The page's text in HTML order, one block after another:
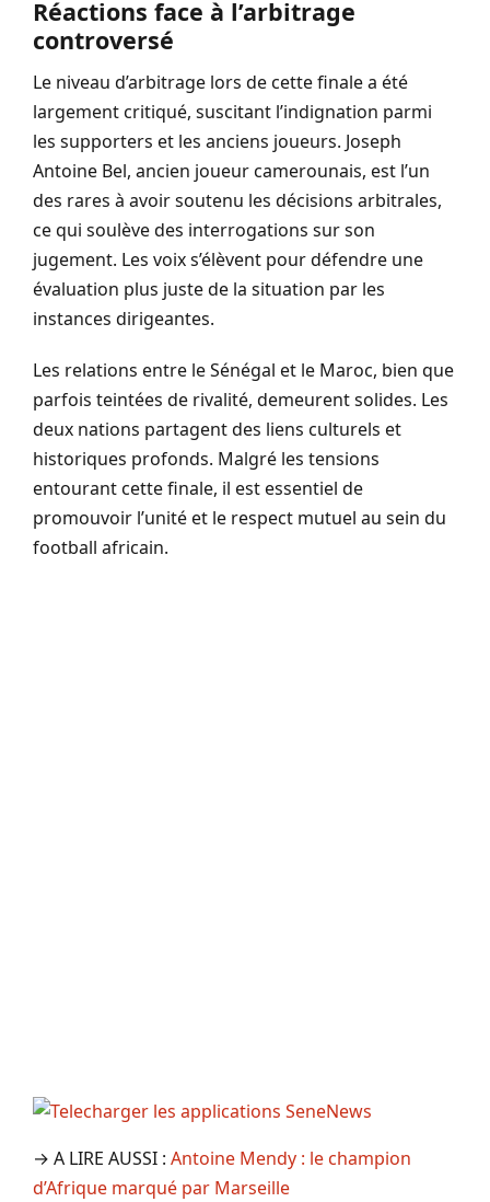
Réactions face à l’arbitrage
controversé
Le niveau d’arbitrage lors de cette finale a été
largement critiqué, suscitant l’indignation parmi
les supporters et les anciens joueurs. Joseph
Antoine Bel, ancien joueur camerounais, est l’un
des rares à avoir soutenu les décisions arbitrales,
ce qui soulève des interrogations sur son
jugement. Les voix s’élèvent pour défendre une
évaluation plus juste de la situation par les
instances dirigeantes.
Les relations entre le Sénégal et le Maroc, bien que
parfois teintées de rivalité, demeurent solides. Les
deux nations partagent des liens culturels et
historiques profonds. Malgré les tensions
entourant cette finale, il est essentiel de
promouvoir l’unité et le respect mutuel au sein du
football africain.
→ A LIRE AUSSI : Antoine Mendy : le champion
d’Afrique marqué par Marseille